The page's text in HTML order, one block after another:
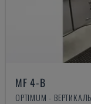
MF 4-B
OPTIMUM -